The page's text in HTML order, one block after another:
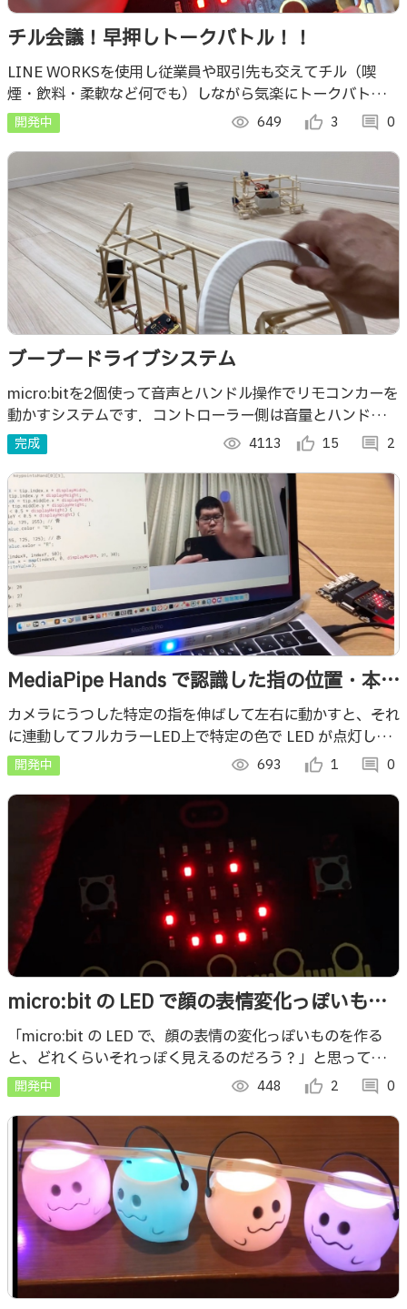
チル会議！早押しトークバトル！！
LINE WORKSを使用し従業員や取引先も交えてチル（喫
煙・飲料・柔軟など何でも）しながら気楽にトークバトル！
お小言はNG！何かいいこと、起きそうね？
開発中 visibility 649 thumb_up_alt 3 comment 0
ブーブードライブシステム
micro:bitを2個使って音声とハンドル操作でリモコンカーを
動かすシステムです．コントローラー側は音量とハンドルの
回転を検出，車側はタイヤを回したり進行方向を変えたりし
て車を走らせます．
完成 visibility 4113 thumb_up_alt 15 comment 2
MediaPipe Hands で認識した指の位置・本数
で LEDテープの点灯位置・色を変化させる
カメラにうつした特定の指を伸ばして左右に動かすと、それ
に連動してフルカラーLED上で特定の色で LED が点灯した
り、その点灯している位置が動いたりします
開発中 visibility 693 thumb_up_alt 1 comment 0
micro:bit の LED で顔の表情変化っぽいもの
を試してみる
「micro:bit の LED で、顔の表情の変化っぽいものを作る
と、どれくらいそれっぽく見えるのだろう？」と思って、ま
ずは簡単に試してみたものです
開発中 visibility 448 thumb_up_alt 2 comment 0